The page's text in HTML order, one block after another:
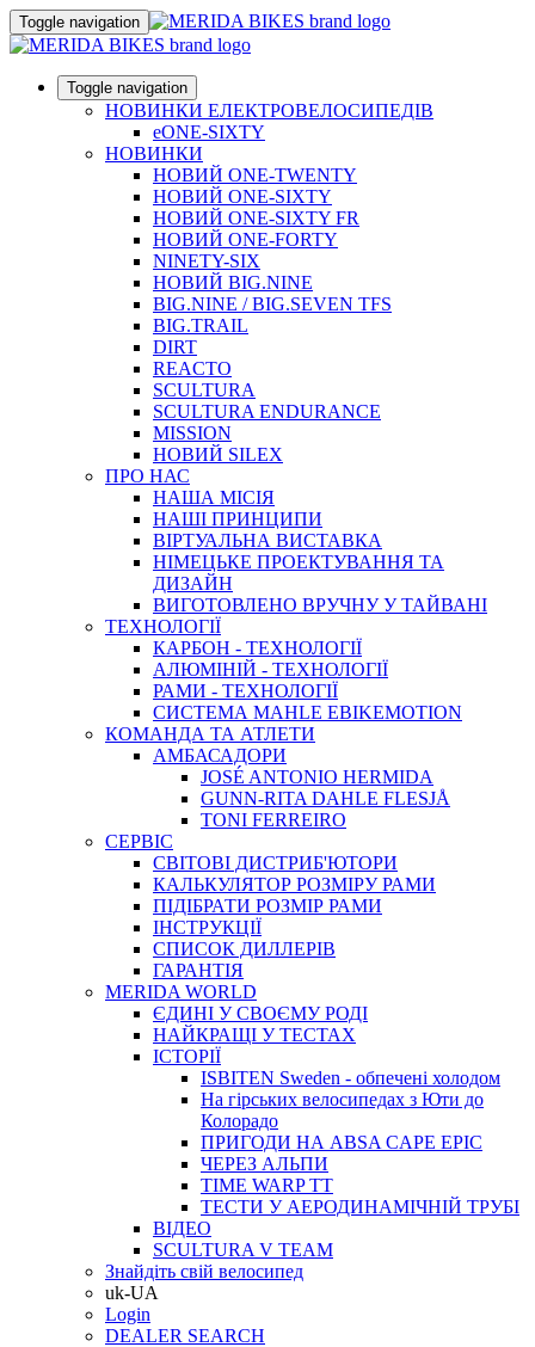
Toggle navigation
Toggle navigation
НОВИНКИ ЕЛЕКТРОВЕЛОСИПЕДІВ
eONE-SIXTY
НОВИНКИ
НОВИЙ ONE-TWENTY
НОВИЙ ONE-SIXTY
НОВИЙ ONE-SIXTY FR
НОВИЙ ONE-FORTY
NINETY-SIX
НОВИЙ BIG.NINE
BIG.NINE / BIG.SEVEN TFS
BIG.TRAIL
DIRT
REACTO
SCULTURA
SCULTURA ENDURANCE
MISSION
НОВИЙ SILEX
ПРО НАС
НАША МICIЯ
НАШI ПРИНЦИПИ
ВIРТУАЛЬНА ВИСТАВКА
НІМЕЦЬКЕ ПРОЕКТУВАННЯ ТА
ДИЗАЙН
ВИГОТОВЛЕНО ВРУЧНУ У ТАЙВАНІ
ТЕХНОЛОГІЇ
КАРБОН - ТЕХНОЛОГІЇ
АЛЮМІНІЙ - ТЕХНОЛОГІЇ
РАМИ - ТЕХНОЛОГІЇ
СИСТЕМА MAHLE EBIKEMOTION
КОМАНДА ТА АТЛЕТИ
АМБАСАДОРИ
JOSÉ ANTONIO HERMIDA
GUNN-RITA DAHLE FLESJÅ
TONI FERREIRO
СЕРВІС
СВІТОВІ ДИСТРИБ'ЮТОРИ
КАЛЬКУЛЯТОР РОЗМIРУ РАМИ
ПІДІБРАТИ РОЗМІР РАМИ
IНСТРУКЦIЇ
СПИСОК ДИЛЛЕРІВ
ГАРАНТIЯ
MERIDA WORLD
ЄДИНI У СВОЄМУ РОДI
НАЙКРАЩІ У ТЕСТАХ
ІСТОРІЇ
ISBITEN Sweden - обпечені холодом
На гірських велосипедах з Юти до
Колорадо
ПРИГОДИ НА ABSA CAPE EPIC
ЧЕРЕЗ АЛЬПИ
TIME WARP TT
ТЕСТИ У АЕРОДИНАМІЧНІЙ ТРУБІ
ВІДЕО
SCULTURA V TEAM
Знайдіть свій велосипед
uk-UA
Login
DEALER SEARCH